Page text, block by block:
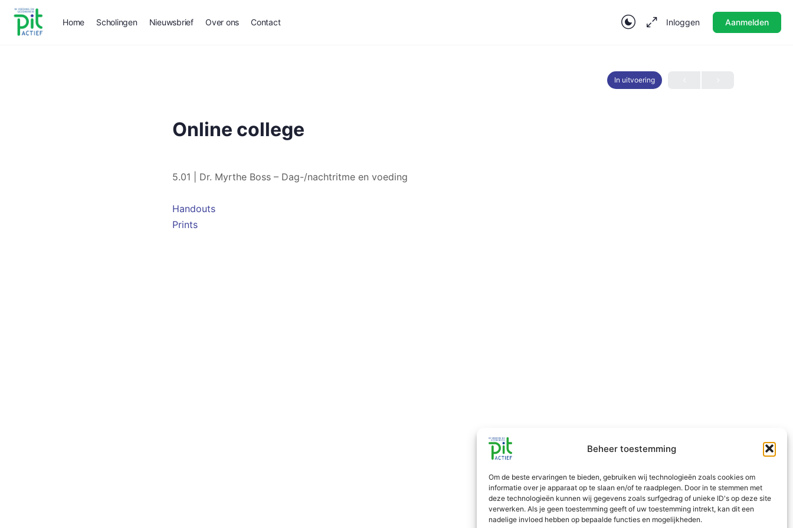
Beheer toestemming
Om de beste ervaringen te bieden, gebruiken wij technologieën zoals cookies om
informatie over je apparaat op te slaan en/of te raadplegen. Door in te stemmen met
deze technologieën kunnen wij gegevens zoals surfgedrag of unieke ID's op deze site
verwerken. Als je geen toestemming geeft of uw toestemming intrekt, kan dit een
nadelige invloed hebben op bepaalde functies en mogelijkheden.
Home Scholingen Nieuwsbrief Over ons Contact Inloggen Aanmelden
In uitvoering
Online college
5.01 | Dr. Myrthe Boss – Dag-/nachtritme en voeding
Handouts
Prints